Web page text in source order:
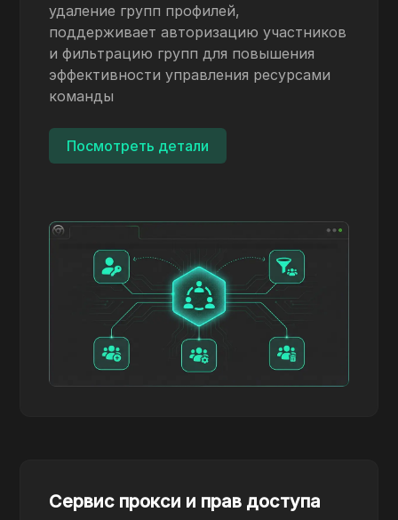
удаление групп профилей,
поддерживает авторизацию участников
и фильтрацию групп для повышения
эффективности управления ресурсами
команды
Посмотреть детали
Сервис прокси и прав доступа